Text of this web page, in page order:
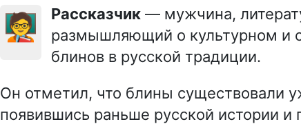
🧑‍🏫 Рассказчик — мужчина,
размышляющий о культурном и
блинов в русской традиции.
Он отметил, что блины существовали
появившись раньше русской истории